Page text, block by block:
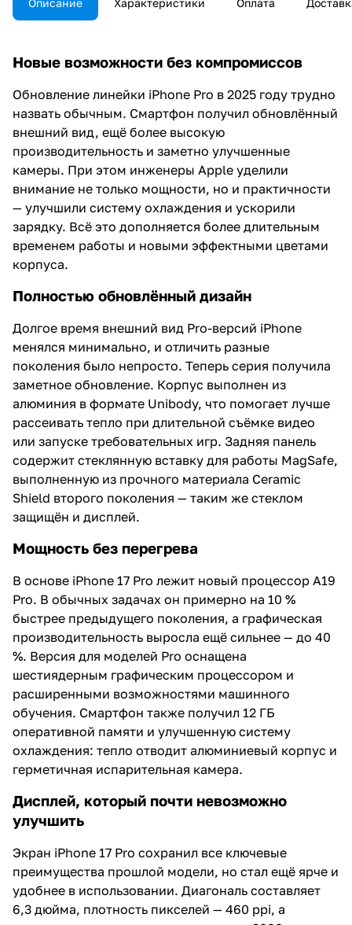
Новые возможности без компромиссов
Обновление линейки iPhone Pro в 2025 году трудно
назвать обычным. Смартфон получил обновлённый
внешний вид, ещё более высокую
производительность и заметно улучшенные
камеры. При этом инженеры Apple уделили
внимание не только мощности, но и практичности
— улучшили систему охлаждения и ускорили
зарядку. Всё это дополняется более длительным
временем работы и новыми эффектными цветами
корпуса.
Полностью обновлённый дизайн
Долгое время внешний вид Pro-версий iPhone
менялся минимально, и отличить разные
поколения было непросто. Теперь серия получила
заметное обновление. Корпус выполнен из
алюминия в формате Unibody, что помогает лучше
рассеивать тепло при длительной съёмке видео
или запуске требовательных игр. Задняя панель
содержит стеклянную вставку для работы MagSafe,
выполненную из прочного материала Ceramic
Shield второго поколения — таким же стеклом
защищён и дисплей.
Мощность без перегрева
В основе iPhone 17 Pro лежит новый процессор A19
Pro. В обычных задачах он примерно на 10 %
быстрее предыдущего поколения, а графическая
производительность выросла ещё сильнее — до 40
%. Версия для моделей Pro оснащена
шестиядерным графическим процессором и
расширенными возможностями машинного
обучения. Смартфон также получил 12 ГБ
оперативной памяти и улучшенную систему
охлаждения: тепло отводит алюминиевый корпус и
герметичная испарительная камера.
Дисплей, который почти невозможно
улучшить
Экран iPhone 17 Pro сохранил все ключевые
преимущества прошлой модели, но стал ещё ярче и
удобнее в использовании. Диагональ составляет
6,3 дюйма, плотность пикселей — 460 ppi, а